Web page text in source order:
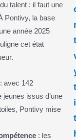
talent : il faut une
Pontivy, la base
année 2025
cet état
: avec 142
jeunes issus d’une
Pontivy mise
: les